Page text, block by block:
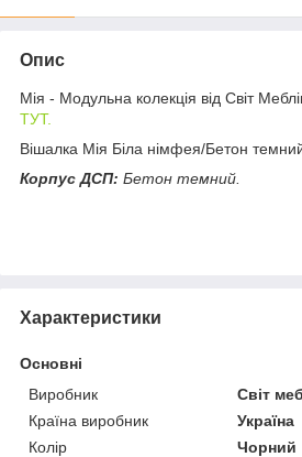
Опис
Мія - Модульна колекція від Світ
ТУТ.
Вішалка Мія Біла німфея/Бетон
Корпус ДСП: Бетон темний.
Характеристики
Основні
Виробник
Світ
Країна виробник
Україна
Колір
Чорний